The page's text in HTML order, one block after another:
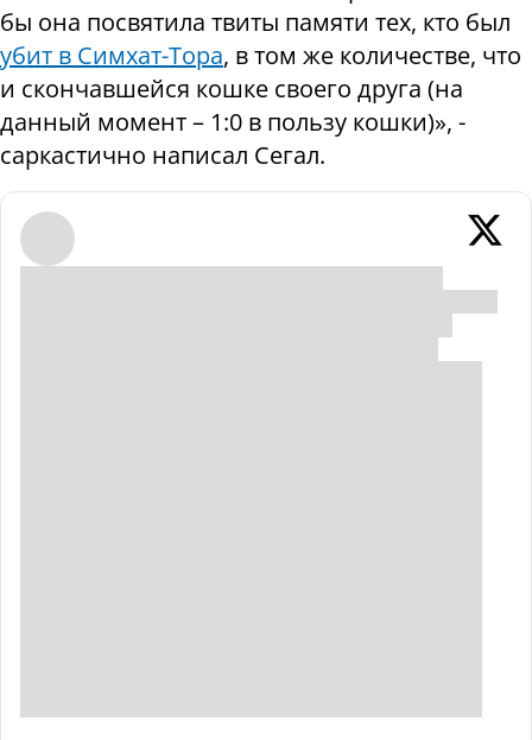
бы она посвятила твиты памяти тех, кто был
убит в Симхат-Тора, в том же количестве, что
и скончавшейся кошке своего друга (на
данный момент – 1:0 в пользу кошки)», -
саркастично написал Сегал.